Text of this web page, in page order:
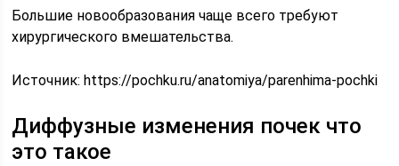
Большие новообразования чаще всего требуют
хирургического вмешательства.
Источник: https://pochku.ru/anatomiya/parenhima-pochki
Диффузные изменения почек что
это такое